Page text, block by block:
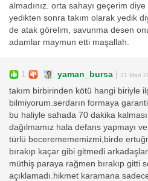
almadınız. orta sahayı geçerim diye
yedikten sonra takım olarak yedik
de atak görelim, savunma desen
adamlar maymun etti maşallah.
1 yaman_bursa | 31 Mart
takım birbirinden kötü hangi biriyle
bilmiyorum.serdarın formaya
bu haliyle sahada 70 dakika
dağılmamız hala defans yapmayı
türlü beceremememizmi,birde
bırakıp kaçar gibi gitmedi
müthiş paraya rağmen bırakıp gitti
açıklamadı.hikmet karamana